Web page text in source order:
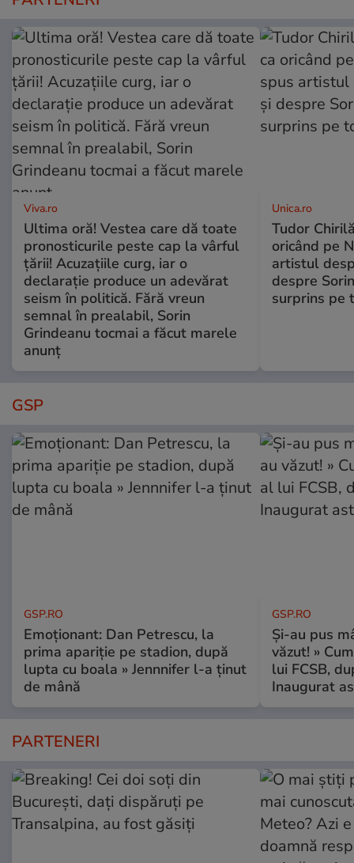
Viva.ro
Ultima oră! Vestea care dă toate
pronosticurile peste cap la vârful
țării! Acuzațiile curg, iar o
declarație produce un adevărat
seism în politică. Fără vreun
semnal în prealabil, Sorin
Grindeanu tocmai a făcut marele
anunț
Unica.ro
Tudor
oricând pe
artistul
despre
surprins pe
GSP
GSP.RO
Emoționant: Dan Petrescu, la
prima apariție pe stadion, după
lupta cu boala » Jennnifer l-a ținut
de mână
GSP.RO
Și-au pus
văzut! »
lui FCSB,
Inaugurat
PARTENERI